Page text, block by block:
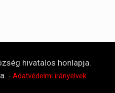
hivatalos honlapja.
- Adatvédelmi irányelvek